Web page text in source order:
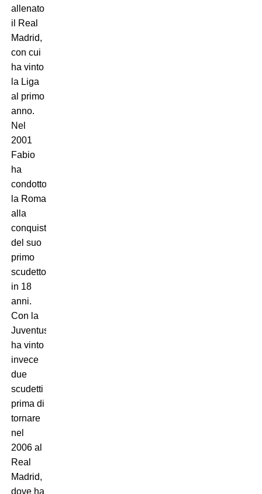
allenato
il Real
Madrid,
con cui
ha vinto
la Liga
al primo
anno.
Nel
2001
Fabio
ha
condotto
la Roma
alla
conquista
del suo
primo
scudetto
in 18
anni.
Con la
Juventus
ha vinto
invece
due
scudetti
prima di
tornare
nel
2006 al
Real
Madrid,
dove ha